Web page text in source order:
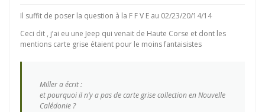
Il suffit de poser la question à la F F V E au 02/23/20/14/14
Ceci dit , j’ai eu une Jeep qui venait de Haute Corse et dont les
mentions carte grise étaient pour le moins fantaisistes
Miller a écrit :
et pourquoi il n’y a pas de carte grise collection en Nouvelle
Calédonie ?